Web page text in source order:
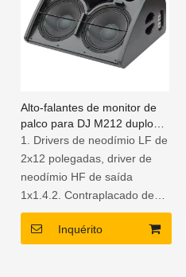
Alto-falantes de monitor de
palco para DJ M212 duplos
de 12"e bi-amplificador PA
1. Drivers de neodímio LF de
2x12 polegadas, driver de
neodímio HF de saída
1x1.4.2. Contraplacado de
bétula de 15 mm com
acabamento resistente às
Inquérito